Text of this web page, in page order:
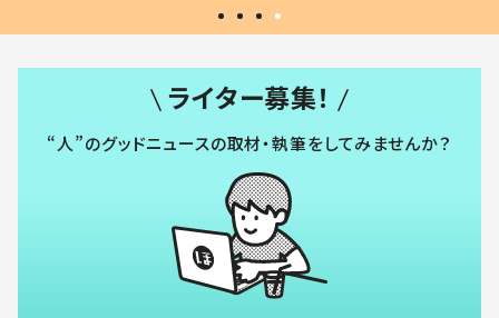
ライター募集！
“人”のグッドニュースの取材・執筆をしてみませんか？